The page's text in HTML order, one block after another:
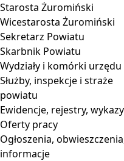
Starosta Żuromiński
Wicestarosta Żuromiński
Sekretarz Powiatu
Skarbnik Powiatu
Wydziały i komórki urzędu
Służby, inspekcje i straże
powiatu
Ewidencje, rejestry, wykazy
Oferty pracy
Ogłoszenia,
informacje